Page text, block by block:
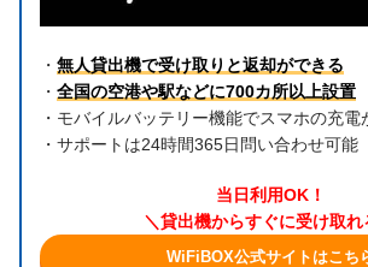
・無人貸出機で受け取りと返却ができる
・全国の空港や駅などに700カ所以上設置
・モバイルバッテリー機能でスマホの充電
・サポートは24時間365日問い合わせ可能
当日利用OK！
＼貸出機からすぐに受け取れ
WiFiBOX公式サイトはこち